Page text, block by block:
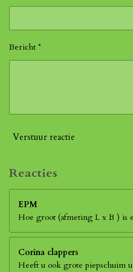
Bericht *
Verstuur reactie
Reacties
EPM
Hoe groot (afmeting L x B ) is
Corina clappers
Heeft u ook grote piepschuim